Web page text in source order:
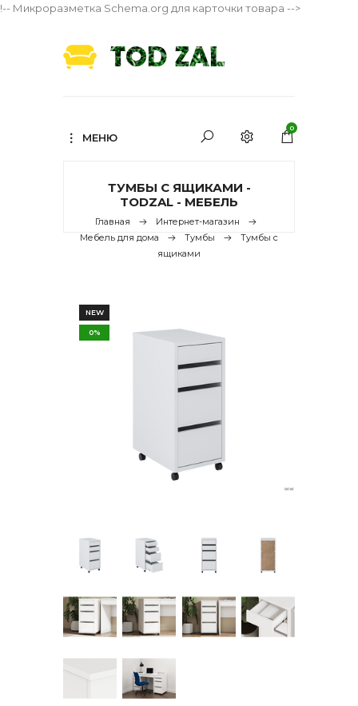
!-- Микроразметка Schema.org для карточки товара -->
МЕНЮ
0
ТУМБЫ С ЯЩИКАМИ -
TODZAL - МЕБЕЛЬ
Главная
Интернет-магазин
Мебель для дома
Тумбы
Тумбы с
ящиками
NEW
0%